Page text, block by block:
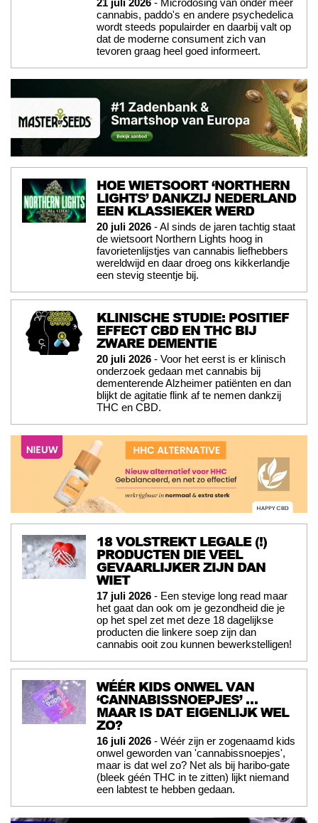
21 juli 2026 - Microdosing van onder meer
cannabis, paddo's en andere psychedelica
wordt steeds populairder en daarbij valt op
dat de moderne consument zich van
tevoren graag heel goed informeert.
HOE WIETSOORT ‘NORTHERN
LIGHTS’ DANKZIJ NEDERLAND
EEN KLASSIEKER WERD
20 juli 2026 - Al sinds de jaren tachtig staat
de wietsoort Northern Lights hoog in
favorietenlijstjes van cannabis liefhebbers
wereldwijd en daar droeg ons kikkerlandje
een stevig steentje bij.
KLINISCHE STUDIE: POSITIEF
EFFECT CBD EN THC BIJ
ZWARE DEMENTIE
20 juli 2026 - Voor het eerst is er klinisch
onderzoek gedaan met cannabis bij
dementerende Alzheimer patiënten en dan
blijkt de agitatie flink af te nemen dankzij
THC en CBD.
18 VOLSTREKT LEGALE (!)
PRODUCTEN DIE VEEL
GEVAARLIJKER ZIJN DAN
WIET
17 juli 2026 - Een stevige long read maar
het gaat dan ook om je gezondheid die je
op het spel zet met deze 18 dagelijkse
producten die linkere soep zijn dan
cannabis ooit zou kunnen bewerkstelligen!
WÉÉR KIDS ONWEL VAN
‘CANNABISSNOEPJES’ …
MAAR IS DAT EIGENLIJK WEL
ZO?
16 juli 2026 - Wéér zijn er zogenaamd kids
onwel geworden van 'cannabissnoepjes',
maar is dat wel zo? Net als bij haribo-gate
(bleek géén THC in te zitten) lijkt niemand
een labtest te hebben gedaan.